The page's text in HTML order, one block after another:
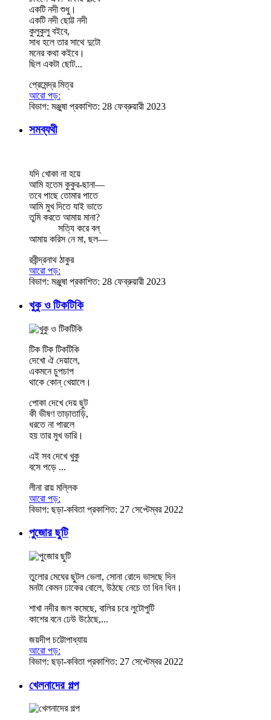
একটি নদী শুধু।
একটি নদী ছোট্ট নদী
কুলুকুলু বইবে,
সাধ হলে তার সাথে দুটো
মনের কথা কইবে।
ছিল একটা ছোট...
প্রেমেন্দ্র মিত্র
আরো পড়:
বিভাগ: মঞ্জুষা প্রকাশিত: 28 ফেব্রুয়ারী 2023
সমব্যথী
যদি খোকা না হয়ে
আমি হতেম কুকুর-ছানা—
তবে পাছে তোমার পাতে
আমি মুখ দিতে যাই ভাতে
তুমি করতে আমায় মানা?
সত্যি করে বল্‌
আমায় করিস নে মা, ছল—
রবীন্দ্রনাথ ঠাকুর
আরো পড়:
বিভাগ: মঞ্জুষা প্রকাশিত: 28 ফেব্রুয়ারী 2023
খুকু ও টিকটিকি
টিক টিক টিকটিকি
দেখো ঐ দেয়ালে,
একমনে চুপচাপ
থাকে কোন্ খেয়ালে।
পোকা দেখে দেয় ছুট
কী ভীষণ তাড়াতাড়ি,
ধরতে না পারলে
হয় তার মুখ ভারি।
এই সব দেখে খুকু
বসে পড়ে ...
লীনা রায় মল্লিক
আরো পড়:
বিভাগ: ছড়া-কবিতা প্রকাশিত: 27 সেপ্টেম্বর 2022
পুজোর ছুটি
তুলোর মেঘের ছুটল ভেলা, সোনা রোদে ভাসছে দিন
মনটা কেমন ঢাকের বোলে, উঠছে নেচে তা ধিন ধিন।
শাখা নদীর জল কমেছে, বালির চরে লুটোপুটি
কাশের বনে ঢেউ উঠেছে,...
জয়দীপ চট্টোপাধ্যায়
আরো পড়:
বিভাগ: ছড়া-কবিতা প্রকাশিত: 27 সেপ্টেম্বর 2022
খেলনাদের গল্প